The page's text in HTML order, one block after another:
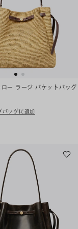
ー ラージ バケットバッグ
バッグに追加